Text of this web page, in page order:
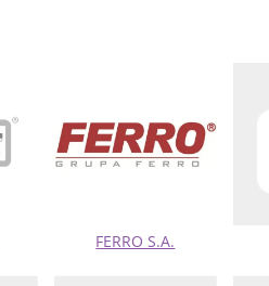
FERRO S.A.